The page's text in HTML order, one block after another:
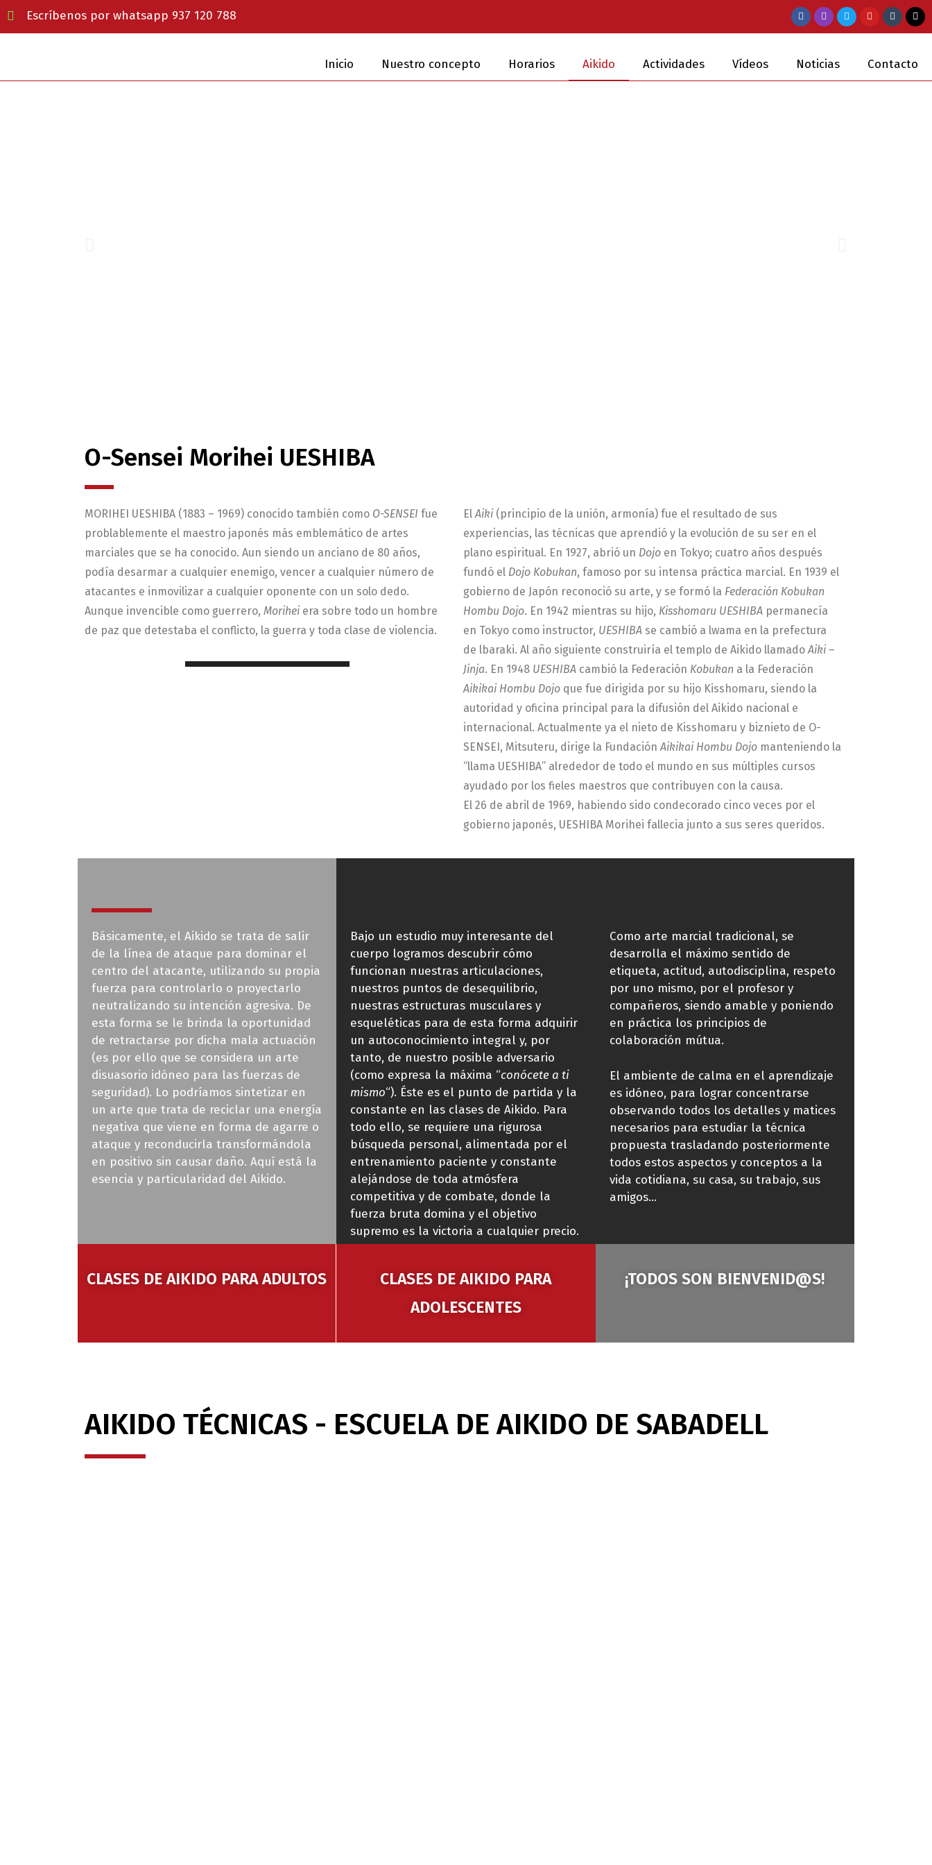
Escríbenos por whatsapp 937 120 788
Inicio Nuestro concepto Horarios Aikido Actividades Vídeos Noticias Contacto
O-Sensei Morihei UESHIBA
MORIHEI UESHIBA (1883 – 1969) conocido también como O-SENSEI fue
problablemente el maestro japonés más emblemático de artes
marciales que se ha conocido. Aun siendo un anciano de 80 años,
podía desarmar a cualquier enemigo, vencer a cualquier número de
atacantes e inmovilizar a cualquier oponente con un solo dedo.
Aunque invencible como guerrero, Moriheiera sobre todo un hombre
de paz que detestaba el conflicto, la guerra y toda clase de violencia.
ElAiki (principio de la unión, armonía) fue el resultado de sus
experiencias, las técnicas que aprendió y la evolución de su ser en el
plano espiritual. En 1927, abrió un Dojo en Tokyo; cuatro años después
fundó el Dojo Kobukan, famoso por su intensa práctica marcial. En 1939 el
gobierno de Japón reconoció su arte, y se formó la Federación Kobukan
Hombu Dojo. En 1942 mientras su hijo, Kisshomaru UESHIBA permanecía
en Tokyo como instructor, UESHIBA se cambió a lwama en la prefectura
de lbaraki. Al año siguiente construiría el templo de Aikido llamadoAiki –
Jinja. En 1948 UESHIBA cambió la Federación Kobukan a la Federación
Aikikai Hombu Dojo que fue dirigida por su hijo Kisshomaru, siendo la
autoridad y oficina principal para la difusión del Aikido nacional e
internacional. Actualmente ya el nieto de Kisshomaru y biznieto de O-
SENSEI, Mitsuteru, dirige la FundaciónAikikai Hombu Dojo manteniendo la
“llama UESHIBA” alrededor de todo el mundo en sus múltiples cursos
ayudado por los fieles maestros que contribuyen con la causa.
El 26 de abril de 1969, habiendo sido condecorado cinco veces por el
gobierno japonés, UESHIBA Morihei fallecia junto a sus seres queridos.
Básicamente, el Aikido se trata de salir
de la línea de ataque para dominar el
centro del atacante, utilizando su propia
fuerza para controlarlo o proyectarlo
neutralizando su intención agresiva. De
esta forma se le brinda la oportunidad
de retractarse por dicha mala actuación
(es por ello que se considera un arte
disuasorio idóneo para las fuerzas de
seguridad). Lo podríamos sintetizar en
un arte que trata de reciclar una energía
negativa que viene en forma de agarre o
ataque y reconducirla transformándola
en positivo sin causar daño. Aquí está la
esencia y particularidad del Aikido.
Bajo un estudio muy interesante del
cuerpo logramos descubrir cómo
funcionan nuestras articulaciones,
nuestros puntos de desequilibrio,
nuestras estructuras musculares y
esqueléticas para de esta forma adquirir
un autoconocimiento integral y, por
tanto, de nuestro posible adversario
(como expresa la máxima “conócete a ti
mismo“). Éste es el punto de partida y la
constante en las clases de Aikido. Para
todo ello, se requiere una rigurosa
búsqueda personal, alimentada por el
entrenamiento paciente y constante
alejándose de toda atmósfera
competitiva y de combate, donde la
fuerza bruta domina y el objetivo
supremo es la victoria a cualquier precio.
Como arte marcial tradicional, se
desarrolla el máximo sentido de
etiqueta, actitud, autodisciplina, respeto
por uno mismo, por el profesor y
compañeros, siendo amable y poniendo
en práctica los principios de
colaboración mútua.
El ambiente de calma en el aprendizaje
es idóneo, para lograr concentrarse
observando todos los detalles y matices
necesarios para estudiar la técnica
propuesta trasladando posteriormente
todos estos aspectos y conceptos a la
vida cotidiana, su casa, su trabajo, sus
amigos…
CLASES DE AIKIDO PARA ADULTOS
CLASES DE AIKIDO PARA
ADOLESCENTES
¡TODOS SON BIENVENID@S!
AIKIDO TÉCNICAS - ESCUELA DE AIKIDO DE SABADELL